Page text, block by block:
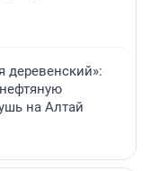
деревенский»:
на Алтай